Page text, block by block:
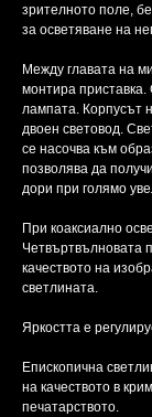
зрителното поле,
за осветяване на
Между главата на
монтира приставка.
лампата. Корпусът
двоен световод.
се насочва към
позволява да
дори при голямо
При коаксиално
Четвъртвълновата
качеството на
светлината.
Яркостта е
Епископична
на качеството в
печатарството.